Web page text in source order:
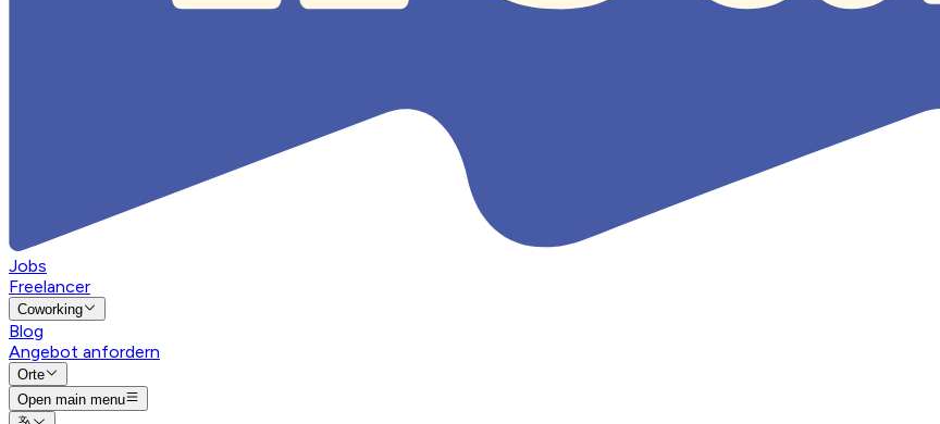
Jobs
Freelancer
Coworking
Blog
Angebot anfordern
Orte
Open main menu